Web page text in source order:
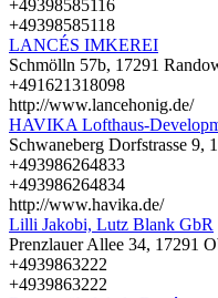
+49398585116
+49398585118
LANCÉS IMKEREI
Schmölln 57b, 17291
+491621318098
http://www.lancehonig.de/
HAVIKA Lofthaus-
Schwaneberg Dorfstrasse 9,
+493986264833
+493986264834
http://www.havika.de/
Lilli Jakobi, Lutz Blank GbR
Prenzlauer Allee 34, 17291
+4939863222
+4939863222